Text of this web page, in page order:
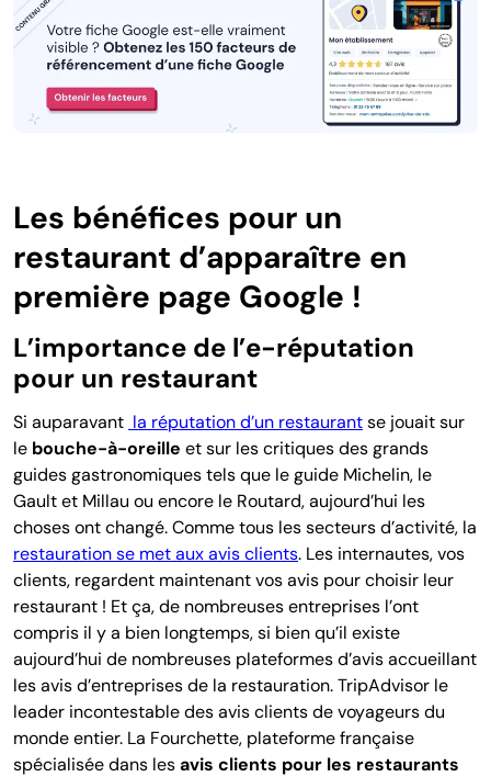
Les bénéfices pour un
restaurant d’apparaître en
première page Google !
L’importance de l’e-réputation
pour un restaurant
Si auparavant la réputation d’un restaurantse jouait sur
le bouche-à-oreille et sur les critiques des grands
guides gastronomiques tels que le guide Michelin, le
Gault et Millau ou encore le Routard, aujourd’hui les
choses ont changé. Comme tous les secteurs d’activité, la
restauration se met aux avis clients. Les internautes, vos
clients, regardent maintenant vos avis pour choisir leur
restaurant ! Et ça, de nombreuses entreprises l’ont
compris il y a bien longtemps, si bien qu’il existe
aujourd’hui de nombreuses plateformes d’avis accueillant
les avis d’entreprises de la restauration. TripAdvisor le
leader incontestable des avis clients de voyageurs du
monde entier. La Fourchette, plateforme française
spécialisée dans lesavis clients pour les restaurants